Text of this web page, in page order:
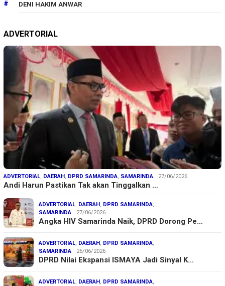
DENI HAKIM ANWAR
ADVERTORIAL
ADVERTORIAL, DAERAH, DPRD SAMARINDA, SAMARINDA 27/06/2026
Andi Harun Pastikan Tak akan Tinggalkan …
ADVERTORIAL, DAERAH, DPRD SAMARINDA,
SAMARINDA
27/06/2026
Angka HIV Samarinda Naik, DPRD Dorong Pe…
ADVERTORIAL, DAERAH, DPRD SAMARINDA,
SAMARINDA
26/06/2026
DPRD Nilai Ekspansi ISMAYA Jadi Sinyal K…
ADVERTORIAL, DAERAH, DPRD SAMARINDA,